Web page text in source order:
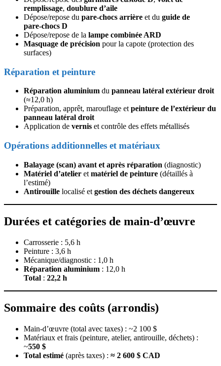
remplissage, doublure d’aile
Dépose/repose du pare‑chocs arrière et du guide de
pare‑chocs D
Dépose/repose de la lampe combinée ARD
Masquage de précision pour la capote (protection des
surfaces)
Réparation et peinture
Réparation aluminium du panneau latéral extérieur droit
(≈12,0 h)
Préparation, apprêt, marouflage etpeinture de l’extérieur du
panneau latéral droit
Application de vernis et contrôle des effets métallisés
Opérations additionnelles et matériaux
Balayage (scan) avant et après réparation (diagnostic)
Matériel d’atelier et matériel de peinture (détaillés à
l’estimé)
Antirouille localisé et gestion des déchets dangereux
Durées et catégories de main‑d’œuvre
Carrosserie : 5,6 h
Peinture : 3,6 h
Mécanique/diagnostic : 1,0 h
Réparation aluminium : 12,0 h
Total : 22,2 h
Sommaire des coûts (arrondis)
Main‑d’œuvre (total avec taxes) : ~2 100 $
Matériaux et frais (peinture, atelier, antirouille, déchets) :
~550 $
Total estimé (après taxes) : ≈ 2 600 $ CAD